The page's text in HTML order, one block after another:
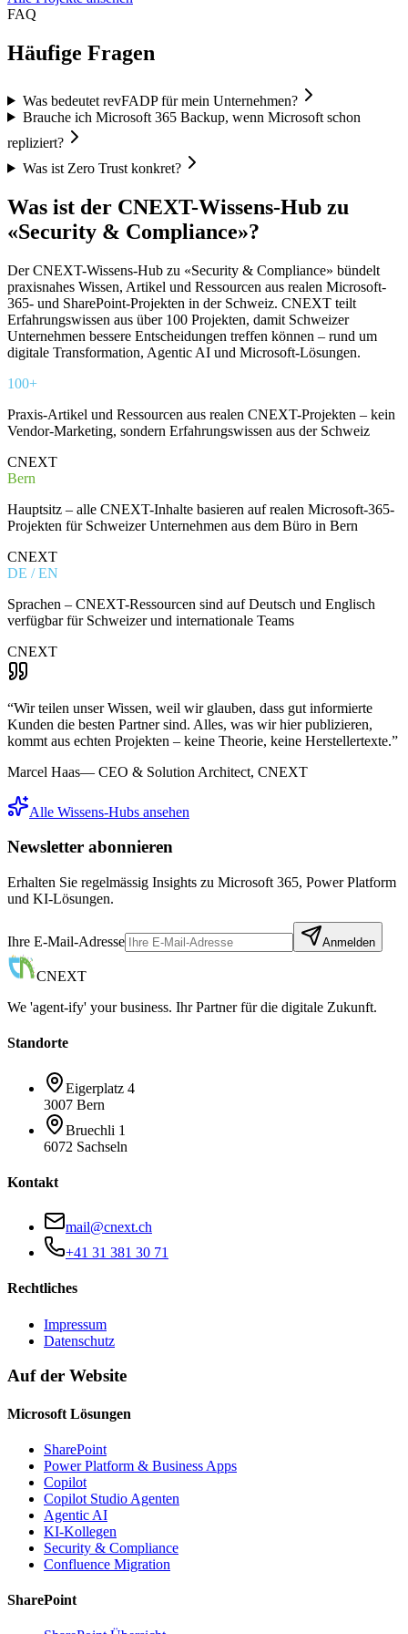
FAQ
Häufige Fragen
Was bedeutet revFADP für mein Unternehmen?
Brauche ich Microsoft 365 Backup, wenn Microsoft schon
repliziert?
Was ist Zero Trust konkret?
Was ist der CNEXT-Wissens-Hub zu
«Security & Compliance»?
Der CNEXT-Wissens-Hub zu «Security & Compliance» bündelt
praxisnahes Wissen, Artikel und Ressourcen aus realen Microsoft-
365- und SharePoint-Projekten in der Schweiz. CNEXT teilt
Erfahrungswissen aus über 100 Projekten, damit Schweizer
Unternehmen bessere Entscheidungen treffen können – rund um
digitale Transformation, Agentic AI und Microsoft-Lösungen.
100+
Praxis-Artikel und Ressourcen aus realen CNEXT-Projekten – kein
Vendor-Marketing, sondern Erfahrungswissen aus der Schweiz
CNEXT
Bern
Hauptsitz – alle CNEXT-Inhalte basieren auf realen Microsoft-365-
Projekten für Schweizer Unternehmen aus dem Büro in Bern
CNEXT
DE / EN
Sprachen – CNEXT-Ressourcen sind auf Deutsch und Englisch
verfügbar für Schweizer und internationale Teams
CNEXT
“Wir teilen unser Wissen, weil wir glauben, dass gut informierte
Kunden die besten Partner sind. Alles, was wir hier publizieren,
kommt aus echten Projekten – keine Theorie, keine Herstellertexte.”
Marcel Haas— CEO & Solution Architect, CNEXT
Alle Wissens-Hubs ansehen
Newsletter abonnieren
Erhalten Sie regelmässig Insights zu Microsoft 365, Power Platform
und KI-Lösungen.
Ihre E-Mail-Adresse Anmelden
CNEXT
We 'agent-ify' your business. Ihr Partner für die digitale Zukunft.
Standorte
Eigerplatz 4
3007 Bern
Bruechli 1
6072 Sachseln
Kontakt
mail@cnext.ch
+41 31 381 30 71
Rechtliches
Impressum
Datenschutz
Auf der Website
Microsoft Lösungen
SharePoint
Power Platform & Business Apps
Copilot
Copilot Studio Agenten
Agentic AI
KI-Kollegen
Security & Compliance
Confluence Migration
SharePoint